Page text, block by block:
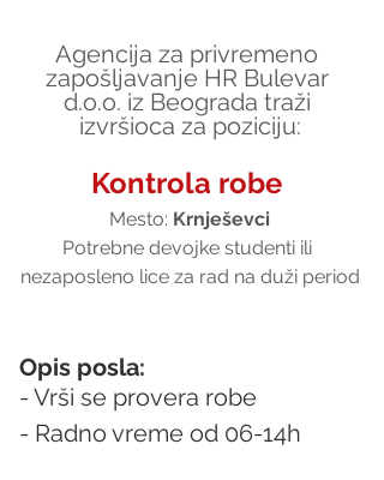
Agencija za privremeno
zapošljavanje HR Bulevar
d.o.o. iz Beograda traži
izvršioca za poziciju:
Kontrola robe
Mesto: Krnješevci
Potrebne devojke studenti ili
nezaposleno lice za rad na duži period
Opis posla:
- Vrši se provera robe
- Radno vreme od 06-14h